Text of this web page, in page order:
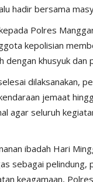
hadir bersama
Polres
kepolisian
dengan khusyuk dan
dilaksanakan,
jemaat
agar seluruh
ibadah Hari
sebagai
keagamaan,